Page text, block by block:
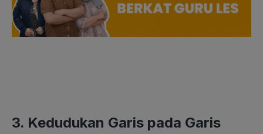
3. Kedudukan Garis pada Garis